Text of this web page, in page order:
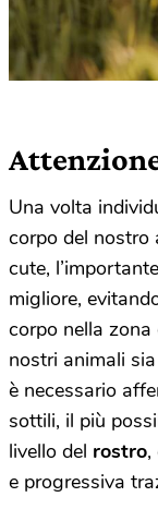
Una volta
corpo del nostro
cute,
migliore,
corpo nella zona
nostri animali
è necessario
sottili, il più
livello del rostro,
e progressiva